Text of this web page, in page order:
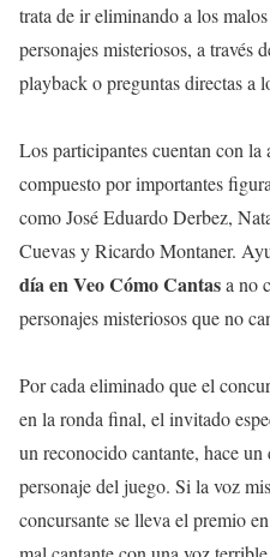
trata de ir eliminando a los
personajes misteriosos, a través
playback o preguntas directas a
Los participantes cuentan con la
compuesto por importantes
como José Eduardo Derbez,
Cuevas y Ricardo Montaner.
día en Veo Cómo Cantasa no
personajes misteriosos que no
Por cada eliminado que el
en la ronda final, el invitado
un reconocido cantante, hace
personaje del juego. Si la voz
concursante se lleva el premio